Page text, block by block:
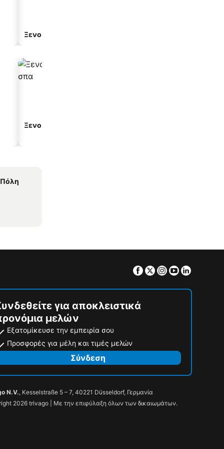
Ξενοδοχείο διαμερισμάτων
Ξενοδοχεία με σπα
Facebook
TwitterInstagram
Youtube
για αποκλειστικά
μελών
Εξατομίκευσε την εμπειρία σου
Προσφορές για μέλη και τιμές μελών
Σύνδεση
N.V., Kesselstraße 5 – 7, 40221 Düsseldorf, Γερμανία
2026 trivago | Με την επιφύλαξη όλων των δικαιωμάτων.